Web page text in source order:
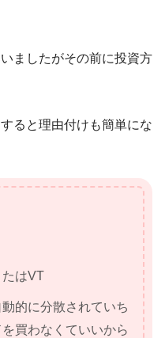
ましたがその前に投資方
ると理由付けも簡単にな
はVT
的に分散されていち
買わなくていいから